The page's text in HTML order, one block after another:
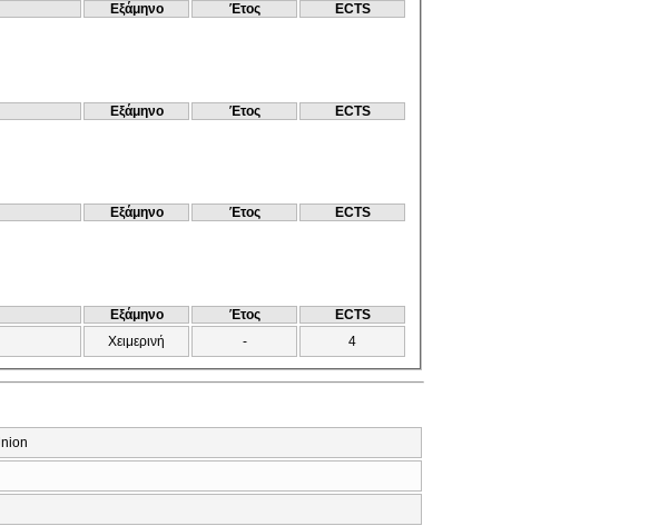
Εξάμηνο Έτος ECTS
Εξάμηνο Έτος ECTS
Εξάμηνο Έτος ECTS
Εξάμηνο Έτος
ECTS
Χειμερινή - 4